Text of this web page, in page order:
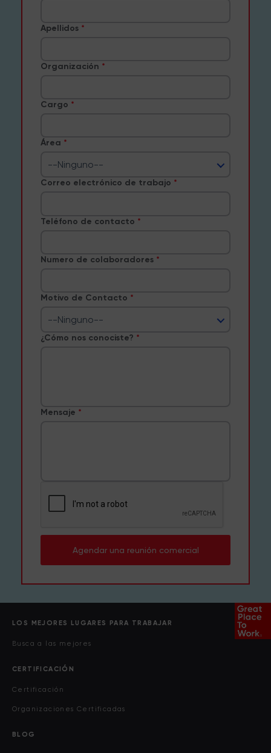
Apellidos
Organización
Cargo
Área
--Ninguno--
Correo electrónico de trabajo
Teléfono de contacto
Numero de colaboradores
Motivo de Contacto
--Ninguno--
¿Cómo nos conociste?
Mensaje
Agendar una reunión comercial
LOS MEJORES LUGARES PARA TRABAJAR
Busca a las mejores
CERTIFICACIÓN
Certificación
Organizaciones Certificadas
BLOG